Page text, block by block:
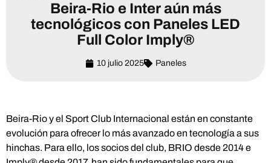
Beira-Rio e Inter aún más
tecnológicos con Paneles LED
Full Color Imply®
10 julio 2025 Paneles
Beira-Rio y el Sport Club Internacional están en constante
evolución para ofrecer lo más avanzado en tecnología a sus
hinchas. Para ello, los socios del club, BRIO desde 2014 e